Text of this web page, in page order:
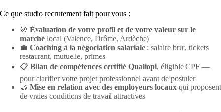
Ce que studio recrutement fait pour vous :
🎯 Évaluation de votre profil et de votre valeur sur le
marché local (Valence, Drôme, Ardèche)
💼 Coaching à la négociation salariale : salaire brut, tickets
restaurant, mutuelle, primes
📋 Bilan de compétences certifié Qualiopi, éligible CPF —
pour clarifier votre projet professionnel avant de postuler
🤝 Mise en relation avec des employeurs locaux qui proposent
de vraies conditions de travail attractives